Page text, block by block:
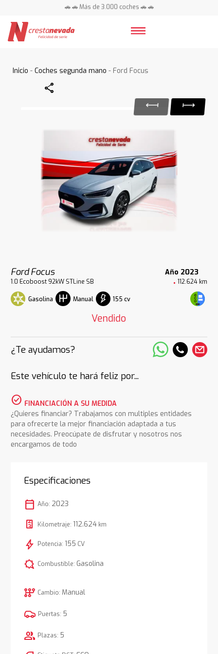
🚗 🚗 Más de 3.000 coches 🚗 🚗
Inicio -Coches segunda mano - Ford Focus
Share
Ford Focus Año 2023
1.0 Ecoboost 92kW STLine SB 112.624 km
Gasolina Manual 155 cv
Vendido
¿Te ayudamos?
Este vehículo te hará feliz por...
check_circle FINANCIACIÓN A SU MEDIDA
¿Quieres financiar? Trabajamos con multiples entidades
para ofrecerte la mejor financiación adaptada a tus
necesidades. Preocúpate de disfrutar y nosotros nos
encargamos de todo
Especificaciones
calendar_today Año: 2023
Kilometraje: 112.624km
bolt Potencia: 155 CV
comic_bubble Combustible: Gasolina
auto_transmission Cambio: Manual
Puertas: 5
group Plazas: 5